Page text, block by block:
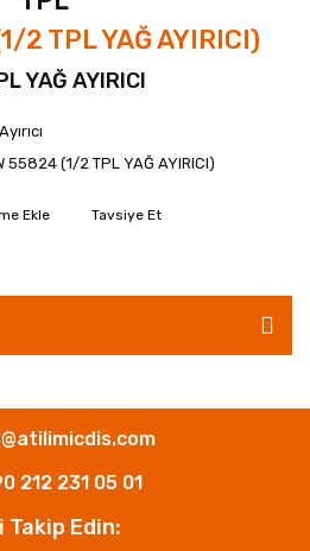
2 TPL YAĞ AYIRICI)
YAĞ AYIRICI
55824 (1/2 TPL YAĞ AYIRICI)
Tavsiye Et
212 231 05 01
Takip Edin: